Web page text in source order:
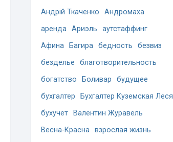
Андрій Ткаченко
Андромаха
аренда Ариэль
аутстаффинг
Афина
Багира бедность
безвиз
безделье
благотворительность
богатство
Боливар
будущее
бухгалтер
Бухгалтер Куземская Леся
бухучет
Валентин Журавель
Весна-Красна взрослая жизнь